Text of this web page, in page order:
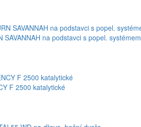
SAVANNAH na podstavci s popel. systémem
F 2500 katalytické